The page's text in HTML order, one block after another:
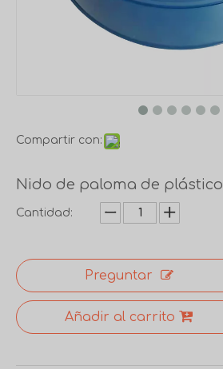
Compartir con:
Nido de paloma de plástico
Cantidad:
Preguntar
Añadir al carrito